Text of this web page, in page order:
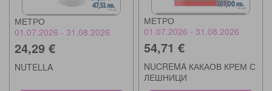
МЕТРО
01.07.2026 - 31.08.2026
24,29 €
NUTELLA
МЕТРО
01.07.2026 - 31.08.2026
54,71 €
NUCREMA КАКАОВ КРЕМ С
ЛЕШНИЦИ